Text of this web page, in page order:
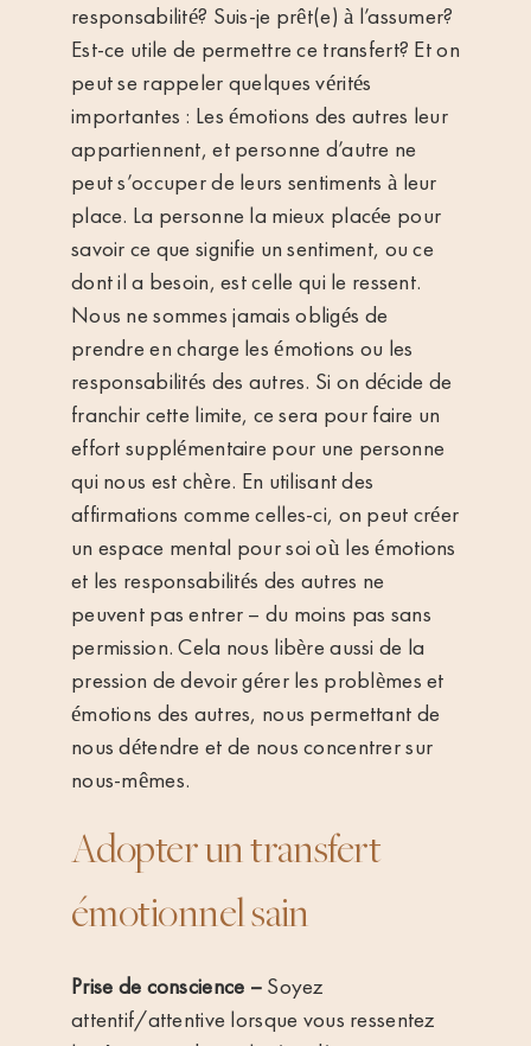
responsabilité? Suis-je prêt(e) à l’assumer?
Est-ce utile de permettre ce transfert? Et on
peut se rappeler quelques vérités
importantes : Les émotions des autres leur
appartiennent, et personne d’autre ne
peut s’occuper de leurs sentiments à leur
place. La personne la mieux placée pour
savoir ce que signifie un sentiment, ou ce
dont il a besoin, est celle qui le ressent.
Nous ne sommes jamais obligés de
prendre en charge les émotions ou les
responsabilités des autres. Si on décide de
franchir cette limite, ce sera pour faire un
effort supplémentaire pour une personne
qui nous est chère. En utilisant des
affirmations comme celles-ci, on peut créer
un espace mental pour soi où les émotions
et les responsabilités des autres ne
peuvent pas entrer – du moins pas sans
permission. Cela nous libère aussi de la
pression de devoir gérer les problèmes et
émotions des autres, nous permettant de
nous détendre et de nous concentrer sur
nous-mêmes.
Adopter un transfert
émotionnel sain
Prise de conscience – Soyez
attentif/attentive lorsque vous ressentez